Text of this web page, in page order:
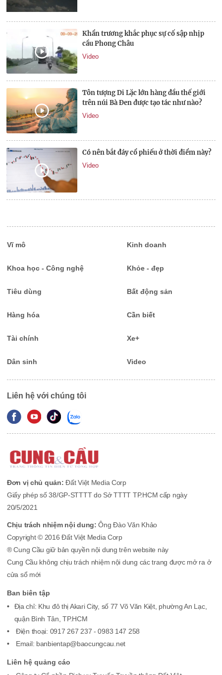
Khẩn trương khắc phục sự cố sập nhịp
cầu Phong Châu
Video
Tôn tượng Di Lặc lớn hàng đầu thế giới
trên núi Bà Đen được tạo tác như nào?
Video
Có nên bắt đáy cổ phiếu ở thời điểm này?
Video
Vĩ mô Kinh doanh
Khoa học - Công nghệ Khỏe - đẹp
Tiêu dùng Bất động sản
Hàng hóa Cần biết
Tài chính Xe+
Dân sinh Video
Liên hệ với chúng tôi
Đơn vị chủ quản: Đất Việt Media Corp
Giấy phép số 38/GP-STTTT do Sở TTTT TP.HCM cấp ngày
20/5/2021
Chịu trách nhiệm nội dung:Ông Đào Văn Khảo
Copyright © 2016 Đất Việt Media Corp
® Cung Cầu giữ bản quyền nội dung trên website này
Cung Cầu không chịu trách nhiệm nội dung các trang được mở ra ở
cửa sổ mới
Ban biên tập
Địa chỉ: Khu đô thị Akari City, số 77 Võ Văn Kiệt, phường An Lạc,
quận Bình Tân, TP.HCM
Điện thoại: 0917 267 237 - 0983 147 258
Email: banbientap@baocungcau.net
Liên hệ quảng cáo